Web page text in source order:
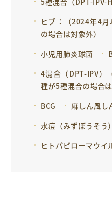
ヒブ：（2024年4
の場合は対象外）
小児用肺炎球菌
4混合（DPT-IPV）
種が5種混合の場合は
BCG
麻しん風し
水痘（みずぼうそう）
ヒトパピローマウイ